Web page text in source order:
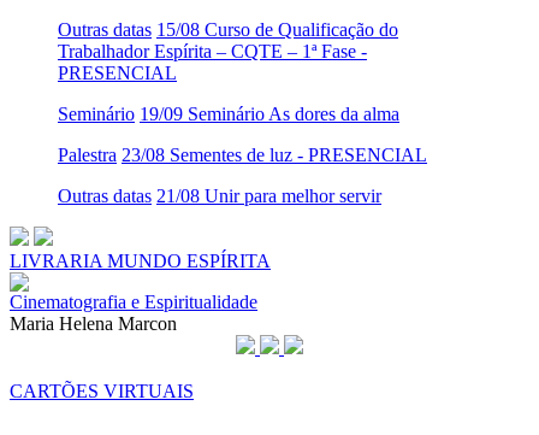
Outras datas 15/08 Curso de Qualificação do
Trabalhador Espírita – CQTE – 1ª Fase -
PRESENCIAL
Seminário 19/09 Seminário As dores da alma
Palestra 23/08 Sementes de luz - PRESENCIAL
Outras datas 21/08 Unir para melhor servir
LIVRARIA MUNDO ESPÍRITA
Cinematografia e Espiritualidade
Maria Helena Marcon
CARTÕES VIRTUAIS